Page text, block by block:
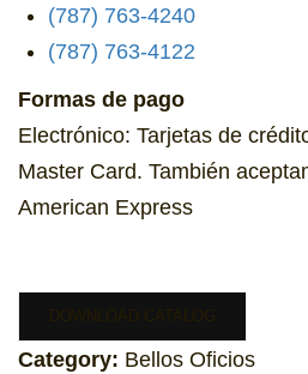
(787) 763-4240
(787) 763-4122
Formas de pago
Electrónico: Tarjetas de
Master Card. También
American Express
Category: Bellos Oficios